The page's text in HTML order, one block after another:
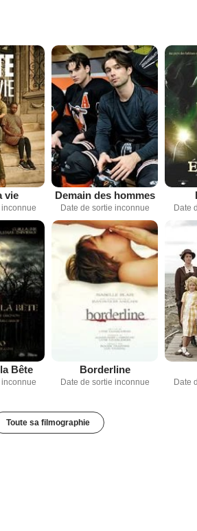
vie Demain des hommes
Date de sortie inconnue Date
Bête
inconnue
Borderline
Date de sortie inconnue Date
Toute sa filmographie